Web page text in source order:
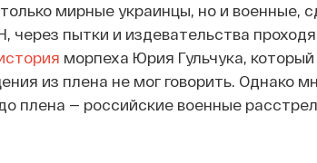
мирные украинцы, но и военные,
через пытки и издевательства
морпеха Юрия Гульчука,
из плена не мог говорить. Однако
плена — российские военные